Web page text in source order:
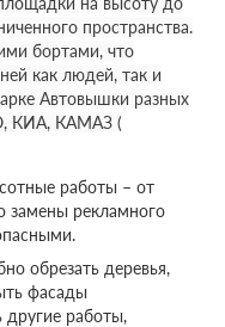
пространства.
бортами, что
как людей, так и
Автовышки разных
КИА, КАМАЗ (
работы – от
замены рекламного
обрезать деревья,
фасады
работы,